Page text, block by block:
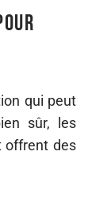
qui peut
sûr, les
offrent des